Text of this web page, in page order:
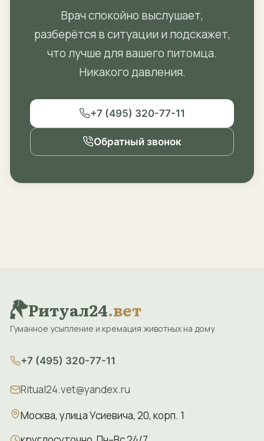
Врач спокойно выслушает,
разберётся в ситуации и подскажет,
что лучше для вашего питомца.
Никакого давления.
+7 (495) 320-77-11
Обратный звонок
Ритуал24.вет
Гуманное усыпление и кремация животных на дому
+7 (495) 320-77-11
Ritual24.vet@yandex.ru
Москва, улица Усиевича, 20, корп. 1